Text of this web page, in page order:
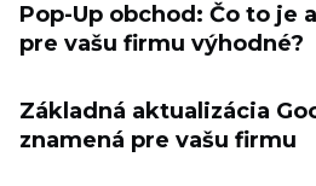
Pop-Up obchod: Čo to je
pre vašu firmu výhodné?
Základná aktualizácia
znamená pre vašu firmu